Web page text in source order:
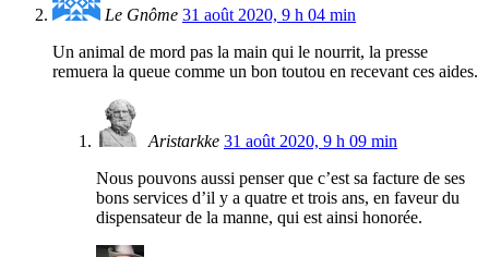
Le Gnôme 31 août 2020, 9 h 04 min
Un animal de mord pas la main qui le nourrit, la presse
remuera la queue comme un bon toutou en recevant ces aides.
Aristarkke 31 août 2020, 9 h 09 min
Nous pouvons aussi penser que c’est sa facture de ses
bons services d’il y a quatre et trois ans, en faveur du
dispensateur de la manne, qui est ainsi honorée.